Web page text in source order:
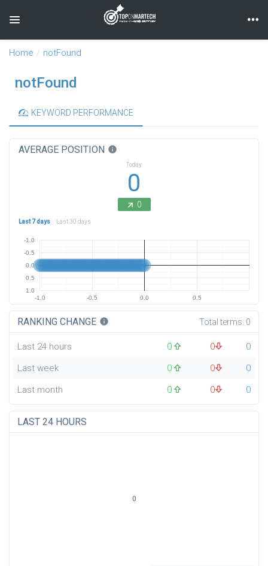
Toggle navigation
Home notFound
notFound
KEYWORD PERFORMANCE
AVERAGE POSITION info
Today
0
0
Last 7 days Last 30 days
-1.0 -0.5 0.0 0.5
-1.0
-0.5
0.0
0.5
1.0
RANKING CHANGE info Total terms: 0
Last 24 hours 0 0
0
Last week
0 0
0
Last month
0 0 0
LAST 24 HOURS
0